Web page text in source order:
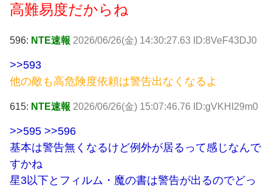
高難易度だからね
596: NTE速報 2026/06/26(金) 14:30:27.63 ID:8VeF43DJ0
>>593
他の敵も高危険度依頼は警告出なくなるよ
615: NTE速報 2026/06/26(金) 15:07:46.76 ID:gVKHI29m0
>>595 >>596
基本は警告無くなるけど例外が居るって感じなんで
すかね
星3以下とフィルム・魔の書は警告が出るのでどっ